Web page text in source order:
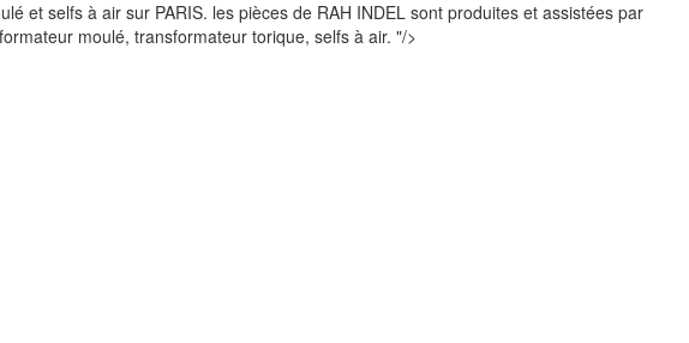
et selfs à air sur PARIS. les pièces de RAH INDEL sont produites et assistées par
moulé, transformateur torique, selfs à air. "/>